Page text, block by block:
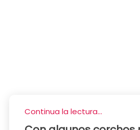
Continua la lectura...